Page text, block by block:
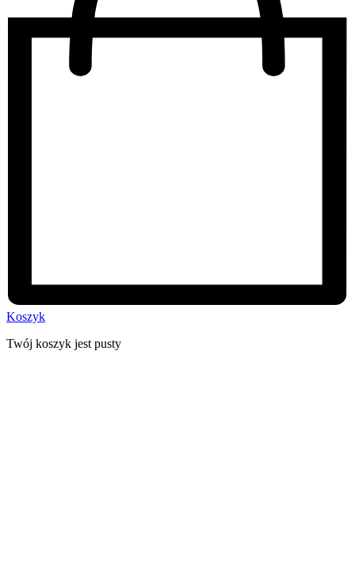
Koszyk
Twój koszyk jest pusty